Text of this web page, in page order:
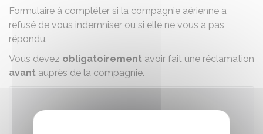
Formulaire à compléter si la compagnie aérienne a
refusé de vous indemniser ou si elle ne vous a pas
répondu.
Vous devez obligatoirement avoir fait une réclamation
avant auprès de la compagnie.